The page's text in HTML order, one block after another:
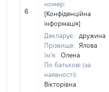
6
номер:
[Конфіденційна
інформація]
Декларує:
дружина
Прізвище:
Ялова
Ім'я:
Олена
По батькові (за
наявності):
Вікторівна